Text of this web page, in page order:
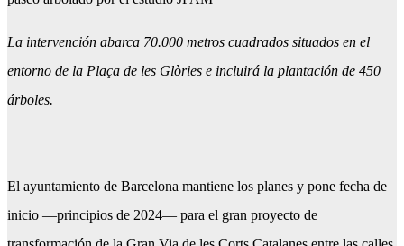
La intervención abarca 70.000 metros cuadrados situados en el
entorno de la Plaça de les Glòries e incluirá la plantación de 450
árboles.
El ayuntamiento de Barcelona mantiene los planes y pone fecha de
inicio —principios de 2024— para el gran proyecto de